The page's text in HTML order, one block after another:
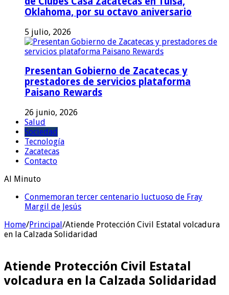
Oklahoma, por su octavo aniversario
5 julio, 2026
Presentan Gobierno de Zacatecas y
prestadores de servicios plataforma
Paisano Rewards
26 junio, 2026
Salud
Sociedad
Tecnología
Zacatecas
Contacto
Al Minuto
Conmemoran tercer centenario luctuoso de Fray
Margil de Jesús
Home/Principal/Atiende Protección Civil Estatal volcadura
en la Calzada Solidaridad
Atiende Protección Civil Estatal
volcadura en la Calzada Solidaridad